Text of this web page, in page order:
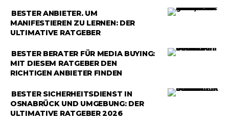
RATGEBER
BESTER ANBIETER, UM
MANIFESTIEREN ZU LERNEN: DER
ULTIMATIVE RATGEBER
RATGEBER
BESTER BERATER FÜR MEDIA BUYING:
MIT DIESEM RATGEBER DEN
RICHTIGEN ANBIETER FINDEN
RATGEBER
BESTER SICHERHEITSDIENST IN
OSNABRÜCK UND UMGEBUNG: DER
ULTIMATIVE RATGEBER 2026